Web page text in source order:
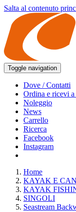
Salta al contenuto
Toggle navigation
Dove / Contatti
Ordina e ricevi a
Noleggio
News
Carrello
Ricerca
Facebook
Instagram
Home
KAYAK E
KAYAK
SINGOLI
Seastream